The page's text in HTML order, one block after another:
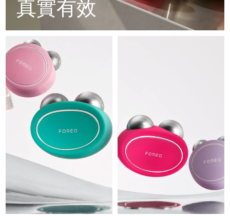
真實有效Premium cleansers & balm
All facial cleansing devices
面膜
Rejuvenation & hydration
UFO™ 設備
issa™ Teeth Whitening Set
Dual LED + sonic device & 18% PAP gel
ISSA™ 設備
Luxurious clinical anti-aging set
Manuka honey primer
FAQ™護膚品
All FAQ™ skincare
FAQ™產品
All anti-aging treatments
Anti-aging neck & décolleté LED mask
Anti-aging LED hand mask
FAQ™護膚品
All FAQ™ skincare
FAQ™產品
All LED treatments
FAQ™ Scalp Serum
Scalp recovery probiotic serum
FAQ™護膚品
All FAQ™ skincare
FAQ™產品
All hair treatments
FAQ™ 502
Full-Spectrum Red Light Therapy
FAQ™ Red Light Serum
FAQ™ skincare
All FAQ™ skincare
FAQ™ products
All toning treatments
脫毛
PEACH™ 2 Pro Max
Professional IPL hair removal device
PEACH™ 2
IPL hair removal
PEACH™ 2 go
BEAR™ 2 body
Microcurrent body toning
LUNA™ 4 body
Massaging body brush
SUPERCHARGED™ serum
痘肌護理
ESPADA™ 2 plus
Recurring acne LED therapy
眼部護理
BEAR™ 2 eyes & lips
Microcurrent line smoothing device
毛孔護理 護發
丹麥 預計送達日期08/08/2026
08/08/2026
芬蘭
法國
法屬玻里尼西亞
德國 預計送達日期08/08/2026
直布羅陀 預計送達日期 12/08/2026
預計送達日期 08/08/2026
中國香港特別行政區 預計送達日期09/08/2026